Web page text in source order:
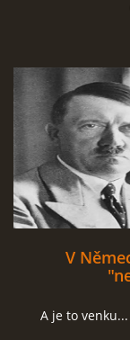
V
A je to venku...